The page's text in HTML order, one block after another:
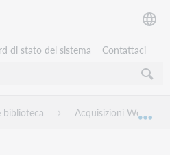
di stato del sistema Contattaci
globale
biblioteca Acquisizioni